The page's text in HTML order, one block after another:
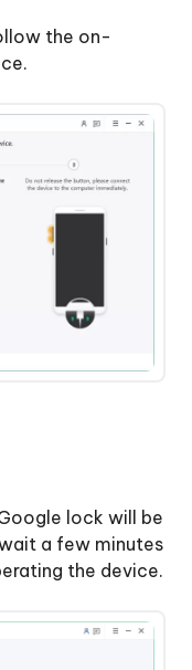
the on-
lock will be
a few minutes
the device.